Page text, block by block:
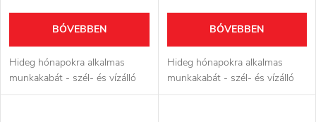
BŐVEBBEN
Hideg hónapokra alkalmas
munkakabát - szél- és vízálló
BŐVEBBEN
Hideg hónapokra alkalmas
munkakabát - szél- és vízálló